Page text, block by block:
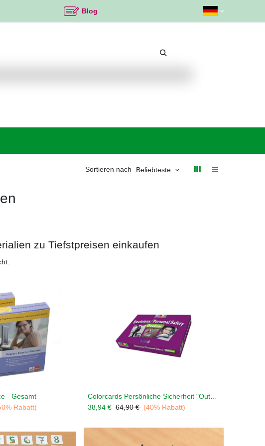
Blog
Sortieren nach Beliebteste
zu Tiefstpreisen einkaufen
legen
- Gesamt
Rabatt)
In den Warenkorb legen
Colorcards Persönliche Sicherheit "Outdoor" *
38,94€ 64,90€ (40% Rabatt)